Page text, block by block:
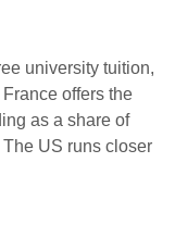
university tuition,
offers the
as a share of
US runs closer